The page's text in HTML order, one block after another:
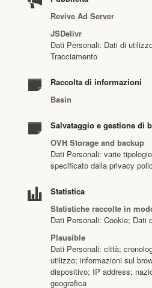
Revive Ad Server
JSDelivr
Dati Personali: Dati di
Tracciamento
Raccolta di informazioni
Basin
Salvataggio e gestione di
OVH Storage and backup
Dati Personali: varie
specificato dalla privacy
Statistica
Statistiche raccolte in
Dati Personali: Cookie; Dati
Plausible
Dati Personali: città;
utilizzo; informazioni sul
dispositivo; IP address;
geografica